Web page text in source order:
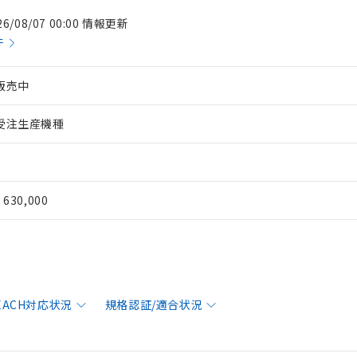
08/07 00:00 情報更新
売中
注生産機種
630,000
対応状況 規格認証/適合状況